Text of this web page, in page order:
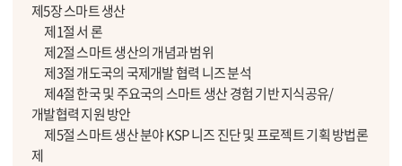
제5장 스마트 생산
제1절 서 론
제2절 스마트 생산의 개념과 범위
제3절 개도국의 국제개발 협력 니즈 분석
제4절 한국 및 주요국의 스마트 생산 경험 기반 지식공유/
개발협력 지원 방안
제5절 스마트 생산 분야 KSP 니즈 진단 및 프로젝트 기획 방법론
제